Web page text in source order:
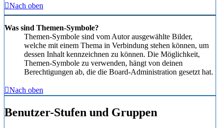
Nach oben
Was sind Themen-Symbole?
Themen-Symbole sind vom Autor ausgewählte Bilder,
welche mit einem Thema in Verbindung stehen können, um
dessen Inhalt kennzeichnen zu können. Die Möglichkeit,
Themen-Symbole zu verwenden, hängt von deinen
Berechtigungen ab, die die Board-Administration gesetzt hat.
Nach oben
Benutzer-Stufen und Gruppen